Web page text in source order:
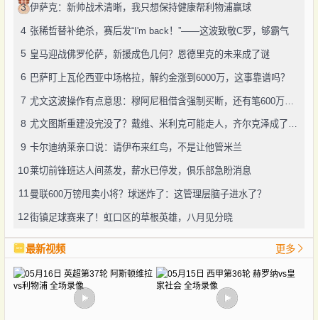
3 伊萨克：新帅战术清晰，我只想保持健康帮利物浦赢球
4 张稀哲替补绝杀，赛后发“I'm back！”——这波致敬C罗，够霸气
5 皇马迎战佛罗伦萨，新援成色几何？恩德里克的未来成了谜
6 巴萨盯上瓦伦西亚中场格拉，解约金涨到6000万，这事靠谱吗？
7 尤文这波操作有点意思：穆阿尼租借含强制买断，还有笔600万奖金悬了
8 尤文图斯重建没完没了？戴维、米利克可能走人，齐尔克泽成了新目标
9 卡尔迪纳莱亲口说：请伊布来红鸟，不是让他管米兰
10莱切前锋班达人间蒸发，薪水已停发，俱乐部急盼消息
11 曼联600万镑甩卖小将？球迷炸了：这管理层脑子进水了？
12街镇足球赛来了！虹口区的草根英雄，八月见分晓
最新视频 更多